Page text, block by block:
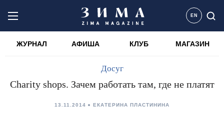
EN
ЖУРНАЛ АФИША КЛУБ МАГАЗИН
Досуг
Charity shops. Зачем работать там, где не платят
13.11.2014 ЕКАТЕРИНА ПЛАСТИНИНА